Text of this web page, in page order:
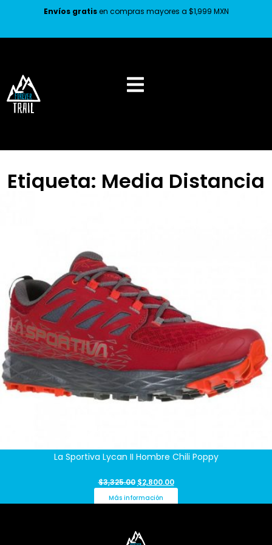
Envíos gratisen compras mayores a $1,999 MXN
Etiqueta: Media Distancia
La Sportiva Lycan II Hombre Chili Poppy
$3,325.00 $2,800.00
Más información